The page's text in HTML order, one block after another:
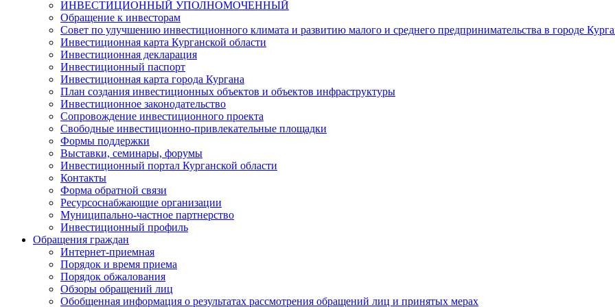
ИНВЕСТИЦИОННЫЙ УПОЛНОМОЧЕННЫЙ
Обращение к инвесторам
Совет по улучшению инвестиционного климата и развитию малого и среднего предпринимательства в городе
Инвестиционная карта Курганской области
Инвестиционная декларация
Инвестиционный паспорт
Инвестиционная карта города Кургана
План создания инвестиционных объектов и объектов инфраструктуры
Инвестиционное законодательство
Сопровождение инвестиционного проекта
Свободные инвестиционно-привлекательные площадки
Формы поддержки
Выставки, семинары, форумы
Инвестиционный портал Курганской области
Контакты
Форма обратной связи
Ресурсоснабжающие организации
Муниципально-частное партнерство
Инвестиционный профиль
Обращения граждан
Интернет-приемная
Порядок и время приема
Порядок обжалования
Обзоры обращений лиц
Обобщенная информация о результатах рассмотрения обращений лиц и принятых мерах